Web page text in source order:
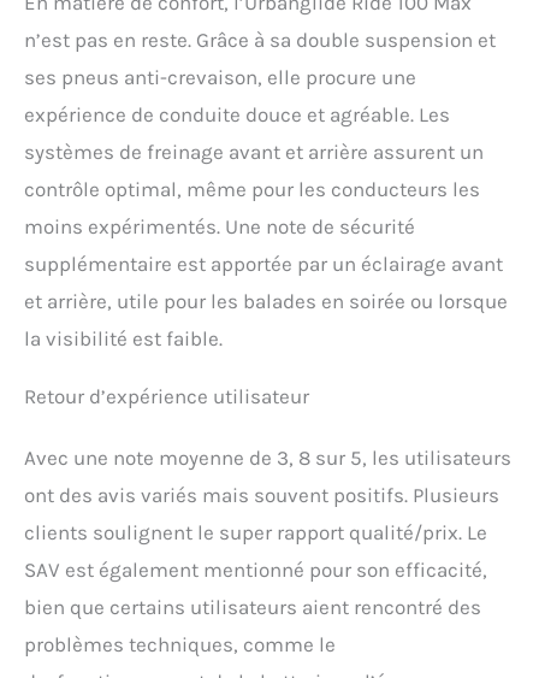
n’est pas en reste. Grâce à sa double suspension et
ses pneus anti-crevaison, elle procure une
expérience de conduite douce et agréable. Les
systèmes de freinage avant et arrière assurent un
contrôle optimal, même pour les conducteurs les
moins expérimentés. Une note de sécurité
supplémentaire est apportée par un éclairage avant
et arrière, utile pour les balades en soirée ou lorsque
la visibilité est faible.
Retour d’expérience utilisateur
Avec une note moyenne de 3, 8 sur 5, les utilisateurs
ont des avis variés mais souvent positifs. Plusieurs
clients soulignent le super rapport qualité/prix. Le
SAV est également mentionné pour son efficacité,
bien que certains utilisateurs aient rencontré des
problèmes techniques, comme le